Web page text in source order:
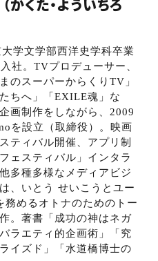
かくた・よういちろ
学文学部西洋史学科卒業
社。TVプロデューサー、
のスーパーからくりTV 」
ちへ」「EXILE魂」な
画制作をしながら、 2009
を設立（取締役）。映画
ティバル開催、アプリ制
フェスティバル」インタラ
多種多様なメディアビジ
、いとう せいこうとユー
務めるオトナのためのトー
。著書「成功の神はネガ
ラエティ的企画術」「究
イズド」「水道橋博士の